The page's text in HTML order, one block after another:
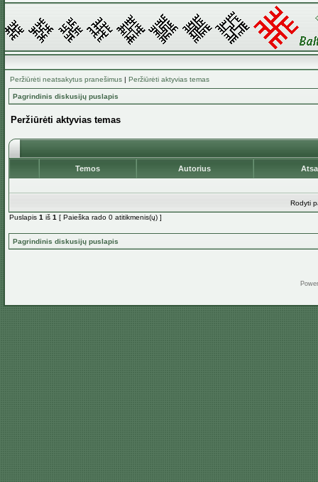
Peržiūrėti neatsakytus pranešimus | Peržiūrėti aktyvias temas
Pagrindinis diskusijų puslapis
Peržiūrėti aktyvias temas
Temos Autorius
Rodyti
Puslapis 1 iš 1 [ Paieška rado 0 atitikmenis(ų) ]
Pagrindinis diskusijų puslapis